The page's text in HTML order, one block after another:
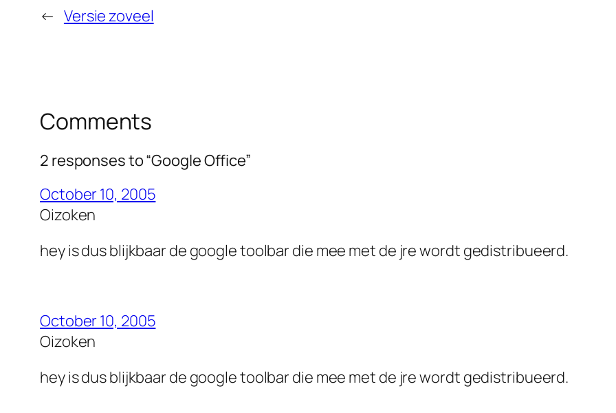
← Versie zoveel
Comments
2 responses to “Google Office”
October 10, 2005
Oizoken
hey is dus blijkbaar de google toolbar die mee met de jre wordt gedistribueerd.
October 10, 2005
Oizoken
hey is dus blijkbaar de google toolbar die mee met de jre wordt gedistribueerd.